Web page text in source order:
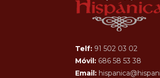
Telf: 91 502 03 02
Móvil: 686 58 53 38
Email: